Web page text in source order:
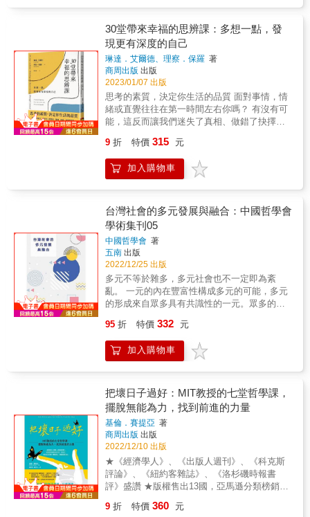
們的生活品質有高有低，但客觀而言，所有人
的正面特質對在世的人固然好，仍舊沒辦法抵
銷隨之而來的負面特質。快樂的事或許存在，
然而痛苦與愉悅並不對稱。在道德上，避免痛
苦的重要性遠大於獲得快樂，因此「自始不曾
出生」（沒有痛苦也沒有快樂），無論如何都
優於出生在世。貝納塔也提出相關的心理運作
現象（如波麗安娜效應、適應及比較等）證
明，人類對自己生命品質的主觀判斷並不可
憶，並且美化過去，事實上，現實生活遠不如
觀點，生命都是壞事。 既然「出生即是受
苦」，那麼預防痛苦最有效的方式，就是不再
製造新的生命。貝納塔認為，生下有知覺的生
命，會為新生命帶來龐大的苦難，而造成這種
傷害是錯的，因此，讓人類及其他有知覺的生
命自然滅絕，才是道德正確的做法。據此，人
非但沒有生育的義務，更有不生小孩的道德義
務。 在本書後半部，貝納塔解析了他的主張對
生育、身障權利、受誤生命、人工和輔助生殖
有何意涵，並就人工流產、人口及滅絕問題提
出他的見解。最後，貝納塔回應了樂觀者及宗
教人士提出的反駁，並考察了關於死亡與自殺
的議題。 & &
係。當然，韋伯絕不會忽略物質條件對於資本
主義的重要性，他強調： 我們研究的中心問題
是具有自由勞動之合理組織的中產階級之經營
資本主義之成立。 換言之，韋伯進行了包羅萬
象的經濟史、文化史考察，期待讀者們從閱讀
中得到滿滿的啟發。 &
30堂帶來幸福的思辨課：多想一點，發
現更有深度的自己
琳達．艾爾德、理察．保羅 著
商周出版 出版
2023/01/07 出版
思考的素質，決定你生活的品質 面對事情，情
緒或直覺往往在第一時間左右你嗎？ 有沒有可
能，這反而讓我們迷失了真相、做錯了抉擇？
會「理性的叛逆」，審慎思索別人告訴你的訊
息， 為眼前的處境，找到更好的解法！ 當一切
可能都不是真的 你更需要一點「理性的叛
爭執，除了捍衛自己，你是否懷疑對方也有可
能是對的？ 發現旁人做出自私的舉動，除了指
責，你是否也驚覺自己做過類似的事？ 許多生
活中的誤解、衝突和負面情緒，都來自於「想
得太少」── 沒想到用了這個詞可能很傷人、沒
想到這件事的真相並非如此。 本書三十堂課的
思辨練習，將帶領你告別衝動短淺的想法， 運
用更理性成熟的技巧，活出更圓融幸福的自
己！ 尼采曾說：「對真理而言，信服比謊言更
危險！」 （Convictions are more dangerous
為理所當然，那就會成為你一切想法的依據，
讓你在不知不覺間，做出可能錯誤的選擇！ 無
論你身在何處或面臨什麼問題，只要你能夠掌
果。 唯有透過思考，你才能改變生活中任何需
要改變的事物，甚至根本你沒想到要改變的部
分。 唯有透過思考，你才能掌控自己的未來，
包括： ◆對事情終於能有自己的想法，不再只
能說出膚淺的感想 ◆面對資訊品質漸趨低落的
媒體，更有能力分辨是非 ◆用另一種眼光，看
待過去曾看不順眼的人事物，向負面情緒說再
見 ◆降低自我中心，減少與他人起衝突，人際
更適合所有人的決定 &
9 折 特價 315 元
加入購物車
台灣社會的多元發展與融合：中國哲學會
學術集刊05
中國哲學會 著
五南 出版
2022/12/25 出版
多元不等於雜多，多元社會也不一定即為紊
亂。 一元的內在豐富性構成多元的可能，多元
的形成來自眾多具有共識性的一元。眾多的一
期望接納、和諧及共融，以建構可以共同發展
的社會。彼此之間的包容排除了非我族類的他
者，而以互為主體的際間關係為內含。 在多元
於2020年以「台灣社會的多元發展與融合」為
主題，舉辦國際學術研討會，涉及了諸如差異
與調和的張力、寬容／寬恕與正義的關係、傳
統儒學中的和、同關係等，將哲學思考與時代
處境緊密結合，立足臺灣、放眼世界。本輯由
會議精選二篇主題演講及七篇論文，內容豐
富，具學理性與實踐性，可稱是擲地有聲。作
為中國哲學會關懷臺灣多元社會發展的具體表
現及成果，相信藉由其中的文字，也能為社會
的發展注入正面而有意義的力量。 &
95 折 特價 332 元
加入購物車
把壞日子過好：MIT教授的七堂哲學課，
擺脫無能為力，找到前進的力量
基倫．賽提亞 著
商周出版 出版
2022/12/10 出版
★《經濟學人》、《出版人週刊》、《科克斯
評論》、《紐約客雜誌》、《洛杉磯時報書
評》盛讚 ★版權售出13國，亞馬遜分類榜銷售
誰都不是勝利組， 人生在世必會有痛苦 「我即
9 折 特價 360 元